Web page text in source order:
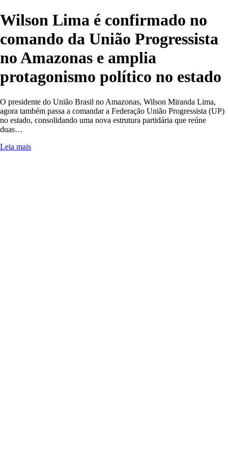
Wilson Lima é confirmado no
comando da União Progressista
no Amazonas e amplia
protagonismo político no estado
O presidente do União Brasil no Amazonas, Wilson Miranda Lima,
agora também passa a comandar a Federação União Progressista (UP)
no estado, consolidando uma nova estrutura partidária que reúne
duas…
Leia mais